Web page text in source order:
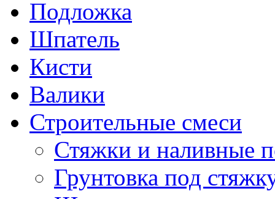
Подложка
Шпатель
Кисти
Валики
Строительные смеси
Стяжки и наливные
Грунтовка под